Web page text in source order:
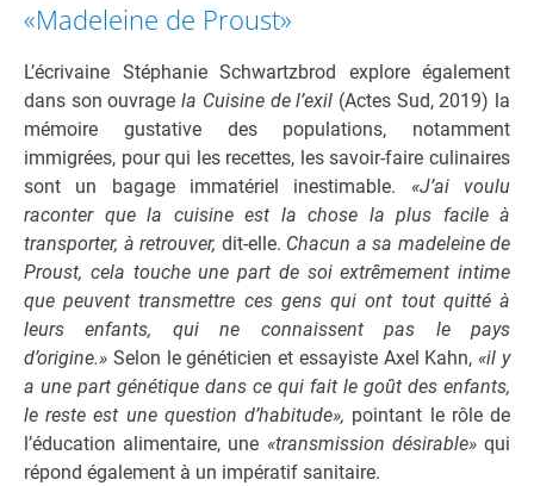
«Madeleine de Proust»
L’écrivaine Stéphanie Schwartzbrod explore également
dans son ouvragela Cuisine de l’exil (Actes Sud, 2019) la
mémoire gustative des populations, notamment
immigrées, pour qui les recettes, les savoir-faire culinaires
sont un bagage immatériel inestimable. «J’ai voulu
raconter que la cuisine est la chose la plus facile à
transporter, à retrouver, dit-elle. Chacun a sa madeleine de
Proust, cela touche une part de soi extrêmement intime
que peuvent transmettre ces gens qui ont tout quitté à
leurs enfants, qui ne connaissent pas le pays
d’origine.» Selon le généticien et essayiste Axel Kahn, «il y
a une part génétique dans ce qui fait le goût des enfants,
le reste est une question d’habitude», pointant le rôle de
l’éducation alimentaire, une «transmission désirable»qui
répond également à un impératif sanitaire.